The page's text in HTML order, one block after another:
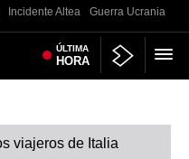
Incidente Altea Guerra Ucrania
ÚLTIMA
HORA
viajeros de Italia